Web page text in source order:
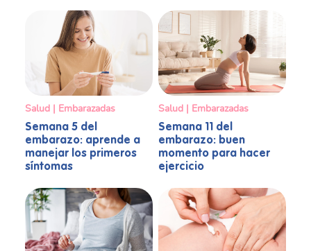
Salud | Embarazadas
Semana 5 del
embarazo: aprende a
manejar los primeros
síntomas
Salud | Embarazadas
Semana 11 del
embarazo: buen
momento para hacer
ejercicio